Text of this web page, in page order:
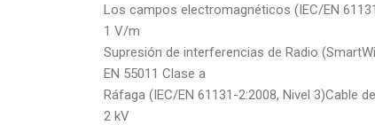
Los campos electromagnéticos (IEC/EN
1 V/m
Supresión de interferencias de Radio
EN 55011 Clase a
Ráfaga (IEC/EN 61131-2:2008, Nivel 3)Cable
2 kV